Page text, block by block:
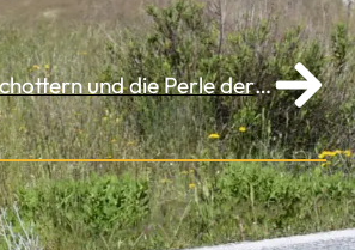
Radfahren ab Landal Brandnertal: Klettern, Schottern und die Perle der Alpen.